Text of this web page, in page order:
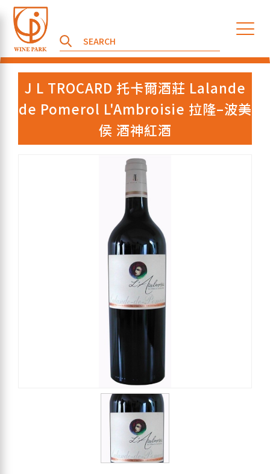
J L TROCARD 托卡爾酒莊 Lalande
de Pomerol L'Ambroisie 拉隆–波美
侯 酒神紅酒